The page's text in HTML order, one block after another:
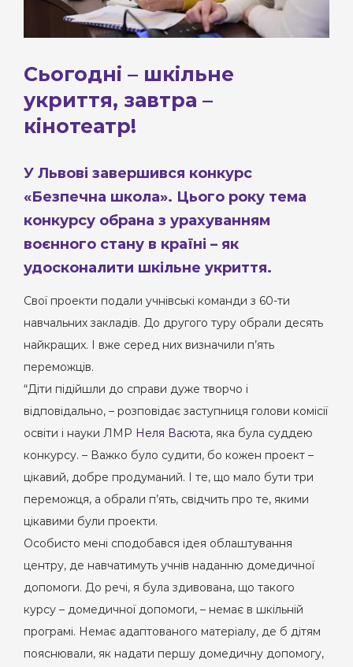
Сьогодні – шкільне
укриття, завтра –
кінотеатр!
У Львові завершився конкурс
«Безпечна школа». Цього року тема
конкурсу обрана з урахуванням
воєнного стану в країні – як
удосконалити шкільне укриття.
Свої проекти подали учнівські команди з 60-ти
навчальних закладів. До другого туру обрали десять
найкращих. І вже серед них визначили п’ять
переможців.
“Діти підійшли до справи дуже творчо і
відповідально, – розповідає заступниця голови комісії
освіти і науки ЛМР Неля Васюта, яка була суддею
конкурсу. – Важко було судити, бо кожен проект –
цікавий, добре продуманий. І те, що мало бути три
переможця, а обрали п’ять, свідчить про те, якими
цікавими були проекти.
Особисто мені сподобався ідея облаштування
центру, де навчатимуть учнів наданню домедичної
допомоги. До речі, я була здивована, що такого
курсу – домедичної допомоги, – немає в шкільній
програмі. Немає адаптованого матеріалу, де б дітям
пояснювали, як надати першу домедичну допомогу,